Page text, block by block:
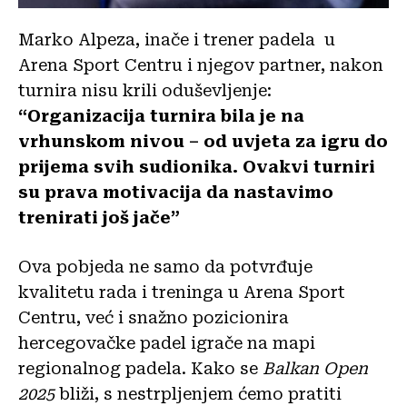
Marko Alpeza, inače i trener padela u
Arena Sport Centru i njegov partner, nakon
turnira nisu krili oduševljenje:
“Organizacija turnira bila je na
vrhunskom nivou – od uvjeta za igru do
prijema svih sudionika. Ovakvi turniri
su prava motivacija da nastavimo
trenirati još jače”
Ova pobjeda ne samo da potvrđuje
kvalitetu rada i treninga u Arena Sport
Centru, već i snažno pozicionira
hercegovačke padel igrače na mapi
regionalnog padela. Kako se Balkan Open
2025bliži, s nestrpljenjem ćemo pratiti